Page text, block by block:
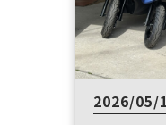
2026/05/